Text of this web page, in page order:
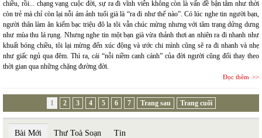
chiều, rồi... chạng vạng cuộc đời, sự ra đi vĩnh viễn không còn là vấn đề bận tâm như thời
còn trẻ mà chỉ còn lại nỗi ám ảnh tuổi già là “ra đi như thế nào”. Có lúc nghe tin người bạn,
người thân làm ăn kiếm bạc triệu đô la tôi vẫn chúc mừng nhưng với tâm trạng dửng dưng
như mùa thu lá rụng. Nhưng nghe tin một bạn già vừa thảnh thơi an nhiên ra đi nhanh như
khuất bóng chiều, tôi lại mừng đến xúc động và ước chi mình cũng sẽ ra đi nhanh và nhẹ
như giấc ngủ qua đêm. Thì ra, cái “nỗi niềm canh cánh” của đời người cũng đổi thay theo
thời gian qua những chặng đường đời.
Đọc thêm
1 2 3 4 5 6 7 Trang sau Trang cuối
Bài Mới Thư Toà Soạn Tin